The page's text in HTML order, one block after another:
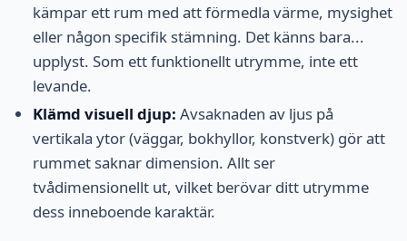
kämpar ett rum med att förmedla värme, mysighet
eller någon specifik stämning. Det känns bara...
upplyst. Som ett funktionellt utrymme, inte ett
levande.
Klämd visuell djup: Avsaknaden av ljus på
vertikala ytor (väggar, bokhyllor, konstverk) gör att
rummet saknar dimension. Allt ser
tvådimensionellt ut, vilket berövar ditt utrymme
dess inneboende karaktär.